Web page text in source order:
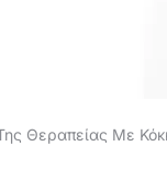
Θεραπείας Με